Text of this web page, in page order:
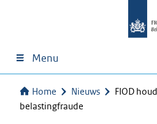
Menu
Home Nieuws
FIOD
belastingfraude